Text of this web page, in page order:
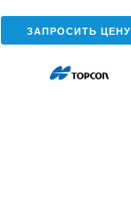
Proof (к комплекту
ВП GPS L1)
ЗАПРОСИТЬ ЦЕНУ